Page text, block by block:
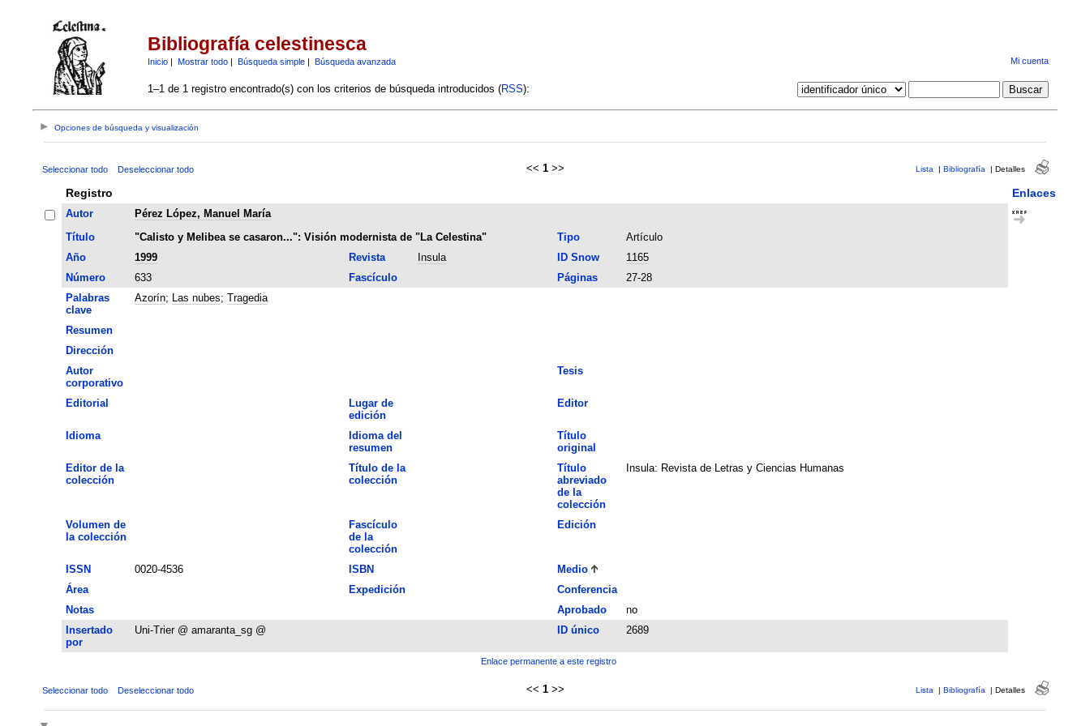
Bibliografía celestinesca
Inicio| Mostrar todo| Búsqueda simple| Búsqueda avanzada Mi cuenta
1–1 de 1 registro encontrado(s) con los criterios de búsqueda introducidos (RSS):
Opciones de búsqueda y visualización
Seleccionar todo Deseleccionar todo << 1 >> Lista | Bibliografía | Detalles
Registro Enlaces
Autor
Pérez López, Manuel María
Título
"Calisto y Melibea se casaron...": Visión modernista de "La Celestina" Tipo
Artículo
Año
1999 Revista Insula ID Snow
1165
Número
633 Fascículo Páginas
27-28
Palabras
clave
Azorín; Las nubes; Tragedia
Resumen
Dirección
Autor
corporativo
Tesis
Editorial
Lugar de
edición
Editor
Idioma
Idioma del
resumen
Título
original
Editor de la
colección
Título de la
colección
Título
abreviado
de la
colección
Insula: Revista de Letras y Ciencias Humanas
Volumen de
la colección
Fascículo
de la
colección
Edición
ISSN 0020-4536 ISBN
Medio
Área
Expedición
Conferencia
Notas
Aprobado
no
Insertado
por
Uni-Trier @ amaranta_sg @ ID único 2689
Enlace permanente a este registro
Seleccionar todo Deseleccionar todo << 1 >> Lista | Bibliografía | Detalles